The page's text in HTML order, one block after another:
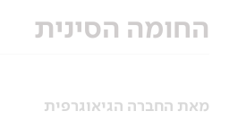
החומה הסינית
מאת החברה הגיאוגרפית